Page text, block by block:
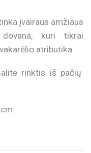
įvairaus amžiaus
kuri tikrai
atributika.
rinktis iš pačių